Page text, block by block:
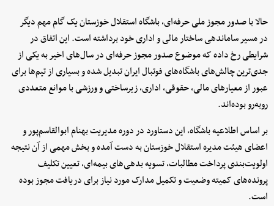
حالا با صدور مجوز ملی حرفه‌ای، باشگاه استقلال خوزستان یک گام مهم دیگر
در مسیر ساماندهی ساختار مالی و اداری خود برداشته است. این اتفاق در
شرایطی رخ داده که موضوع صدور مجوز حرفه‌ای در سال‌های اخیر به یکی از
جدی‌ترین چالش‌های باشگاه‌های فوتبال ایران تبدیل شده و بسیاری از تیم‌ها برای
عبور از معیارهای مالی، حقوقی، اداری، زیرساختی و ورزشی با موانع متعددی
روبه‌رو بوده‌اند.
بر اساس اطلاعیه باشگاه، این دستاورد در دوره مدیریت بهنام ابوالقاسم‌پور و
اعضای هیئت مدیره استقلال خوزستان به دست آمده و بخش مهمی از آن نتیجه
اولویت‌بندی پرداخت مطالبات، تسویه بدهی‌های بیمه‌ای، تعیین تکلیف
پرونده‌های کمیته وضعیت و تکمیل مدارک مورد نیاز برای دریافت مجوز بوده
است.